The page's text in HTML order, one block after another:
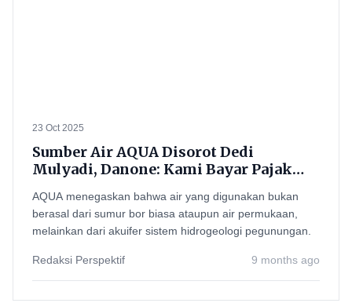
23 Oct 2025
Sumber Air AQUA Disorot Dedi
Mulyadi, Danone: Kami Bayar Pajak
AQUA menegaskan bahwa air yang digunakan bukan
berasal dari sumur bor biasa ataupun air permukaan,
melainkan dari akuifer sistem hidrogeologi pegunungan.
Redaksi Perspektif 9 months ago